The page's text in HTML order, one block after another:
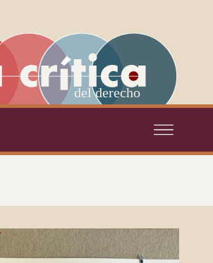
del derecho